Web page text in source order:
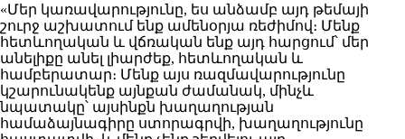
«Մեր կառավարությունը, ես անձամբ այդ թեմայի
շուրջ աշխատում ենք ամենօրյա ռեժիմով։ Մենք
հետևողական և վճռական ենք այդ հարցում՝ մեր
անելիքը անել լիարժեք, հետևողական և
համբերատար։ Մենք այս ռազմավարությունը
կշարունակենք այնքան ժամանակ, մինչև
նպատակը՝ այսինքն խաղաղության
համաձայնագիրը ստորագրվի, խաղաղությունը